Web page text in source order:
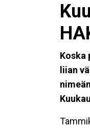
Koska
liian